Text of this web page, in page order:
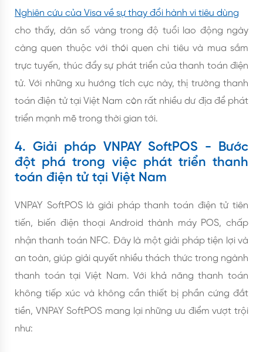
Nghiên cứu của Visa về sự thay đổi hành vi tiêu dùng
cho thấy, dân số vàng trong độ tuổi lao động ngày
càng quen thuộc với thói quen chi tiêu và mua sắm
trực tuyến, thúc đẩy sự phát triển của thanh toán điện
tử. Với những xu hướng tích cực này, thị trường thanh
toán điện tử tại Việt Nam còn rất nhiều dư địa để phát
triển mạnh mẽ trong thời gian tới.
4. Giải pháp VNPAY SoftPOS - Bước
đột phá trong việc phát triển thanh
toán điện tử tại Việt Nam
VNPAY SoftPOS là giải pháp thanh toán điện tử tiên
tiến, biến điện thoại Android thành máy POS, chấp
nhận thanh toán NFC. Đây là một giải pháp tiện lợi và
an toàn, giúp giải quyết nhiều thách thức trong ngành
thanh toán tại Việt Nam. Với khả năng thanh toán
không tiếp xúc và không cần thiết bị phần cứng đắt
tiền, VNPAY SoftPOS mang lại những ưu điểm vượt trội
như: